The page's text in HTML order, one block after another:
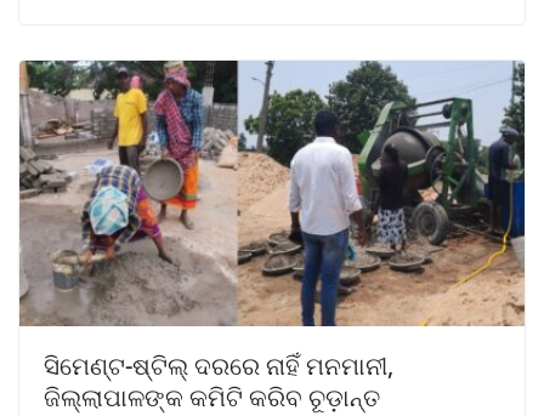
ସିମେଣ୍ଟ-ଷ୍ଟିଲ୍ ଦରରେ ନାହିଁ ମନମାନୀ,
ଜିଲ୍ଲାପାଳଙ୍କ କମିଟି କରିବ ଚୂଡ଼ାନ୍ତ